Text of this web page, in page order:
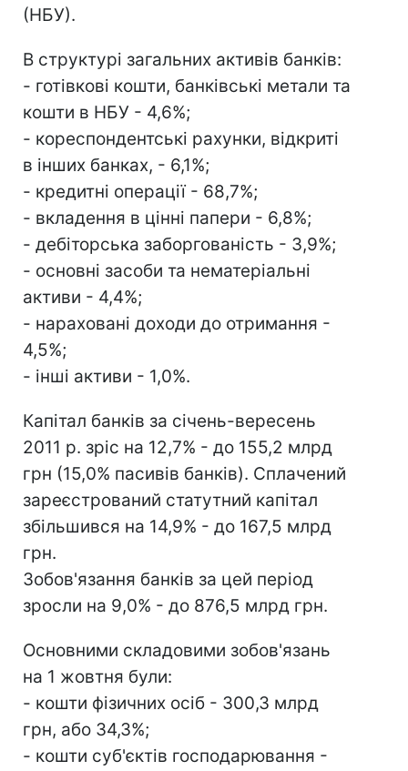
(НБУ).
В структурі загальних активів банків:
- готівкові кошти, банківські метали та
кошти в НБУ - 4,6%;
- кореспондентські рахунки, відкриті
в інших банках, - 6,1%;
- кредитні операції - 68,7%;
- вкладення в цінні папери - 6,8%;
- дебіторська заборгованість - 3,9%;
- основні засоби та нематеріальні
активи - 4,4%;
- нараховані доходи до отримання -
4,5%;
- інші активи - 1,0%.
Капітал банків за січень-вересень
2011 р. зріс на 12,7% - до 155,2 млрд
грн (15,0% пасивів банків). Сплачений
зареєстрований статутний капітал
збільшився на 14,9% - до 167,5 млрд
грн.
Зобов'язання банків за цей період
зросли на 9,0% - до 876,5 млрд грн.
Основними складовими зобов'язань
на 1 жовтня були:
- кошти фізичних осіб - 300,3 млрд
грн, або 34,3%;
- кошти суб'єктів господарювання -